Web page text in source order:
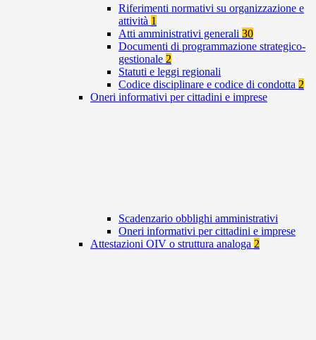
Riferimenti normativi su organizzazione e
attività 1
Atti amministrativi generali 30
Documenti di programmazione strategico-
gestionale 2
Statuti e leggi regionali
Codice disciplinare e codice di condotta 2
Oneri informativi per cittadini e imprese
Scadenzario obblighi amministrativi
Oneri informativi per cittadini e imprese
Attestazioni OIV o struttura analoga 2